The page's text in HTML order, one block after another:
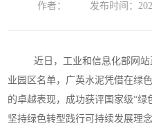
作者： 发布时间：
近日，工业和信息化部网
业园区名单，广英水泥凭借在绿
的卓越表现，成功获评国家级“
坚持绿色转型践行可持续发展理